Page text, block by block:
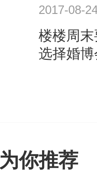
2017-08-
楼楼周
选择婚
为你推荐